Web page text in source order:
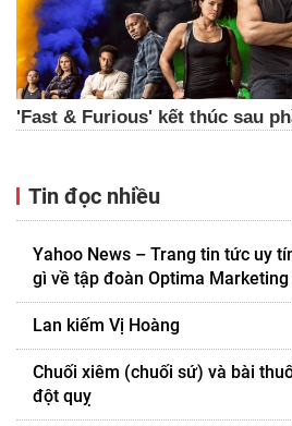
'Fast & Furious' kết thúc sau
Tin đọc nhiều
Yahoo News – Trang tin tức uy
gì về tập đoàn Optima
Lan kiếm Vị Hoàng
Chuối xiêm (chuối sứ) và bài
đột quỵ